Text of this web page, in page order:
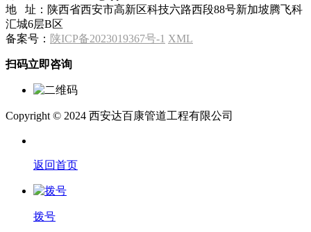
地 址：陕西省西安市高新区科技六路西段88号新加坡腾飞科
汇城6层B区
备案号： 陕ICP备2023019367号-1 XML
扫码立即咨询
Copyright © 2024 西安达百康管道工程有限公司
返回首页
拨号